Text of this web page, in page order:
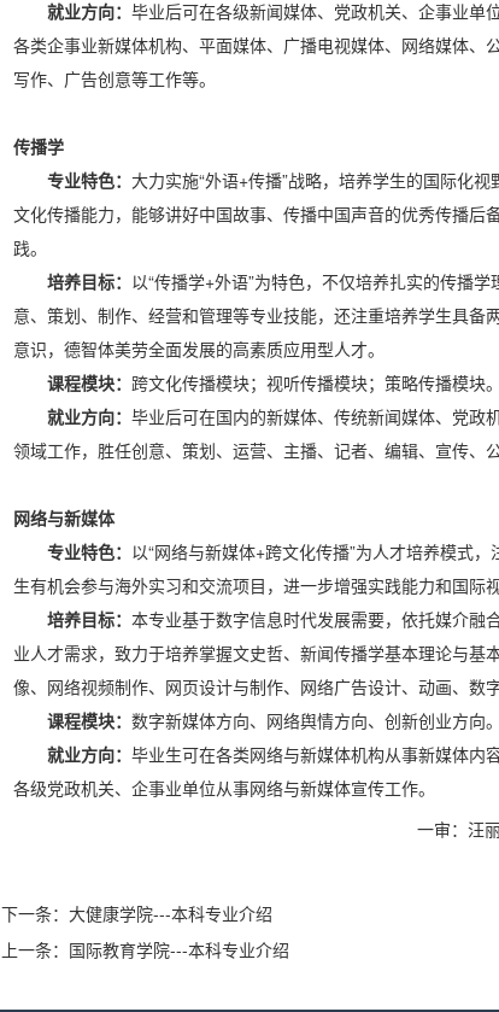
就业方向： 毕业后可在各级新闻媒体、党政机关、企事业单
各类企事业新媒体机构、平面媒体、广播电视媒体、网络媒体
写作、广告创意等工作等。
传播学
专业特色： 大力实施“外语+传播”战略，培养学生的国际化
文化传播能力，能够讲好中国故事、传播中国声音的优秀传播
践。
培养目标： 以“传播学+外语”为特色，不仅培养扎实的传播
意、策划、制作、经营和管理等专业技能，还注重培养学生具
意识，德智体美劳全面发展的高素质应用型人才。
课程模块： 跨文化传播模块；视听传播模块；策略传播模块。
就业方向： 毕业后可在国内的新媒体、传统新闻媒体、党政
领域工作，胜任创意、策划、运营、主播、记者、编辑、宣传、
网络与新媒体
专业特色： 以“网络与新媒体+跨文化传播”为人才培养模式
生有机会参与海外实习和交流项目，进一步增强实践能力和国际视
培养目标： 本专业基于数字信息时代发展需要，依托媒介融
业人才需求，致力于培养掌握文史哲、新闻传播学基本理论与
像、网络视频制作、网页设计与制作、网络广告设计、动画、数
课程模块： 数字新媒体方向、网络舆情方向、创新创业方向。
就业方向： 毕业生可在各类网络与新媒体机构从事新媒体内
各级党政机关、企事业单位从事网络与新媒体宣传工作。
一审：汪
下一条： 大健康学院---本科专业介绍
上一条： 国际教育学院---本科专业介绍